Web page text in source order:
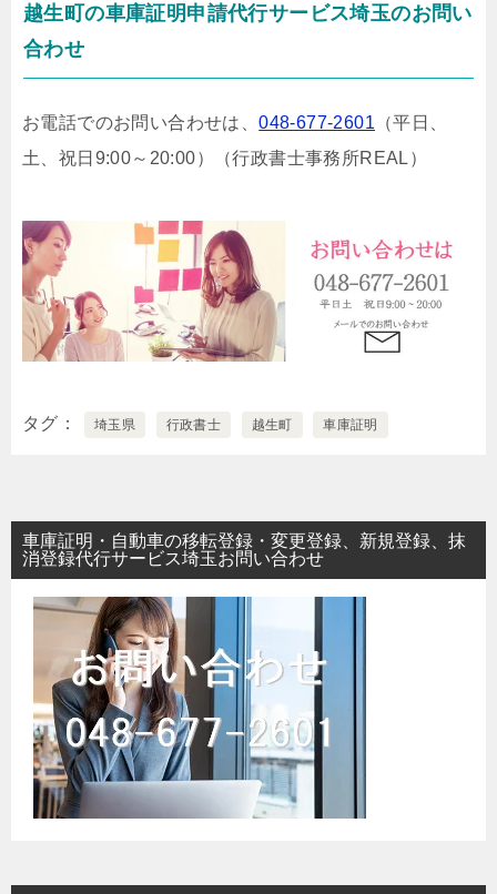
越生町の車庫証明申請代行サービス埼玉のお問い
合わせ
お電話でのお問い合わせは、048-677-2601 （平日、
土、祝日9:00～20:00）
（行政書士事務所REAL）
タグ 埼玉県 行政書士 越生町 車庫証明
車庫証明・自動車の移転登録・変更登録、新規登録、抹
消登録代行サービス埼玉お問い合わせ